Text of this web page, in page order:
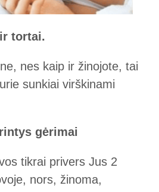
tortai.
nes kaip ir žinojote, tai
sunkiai virškinami
gėrimai
tikrai privers Jus 2
nors, žinoma,